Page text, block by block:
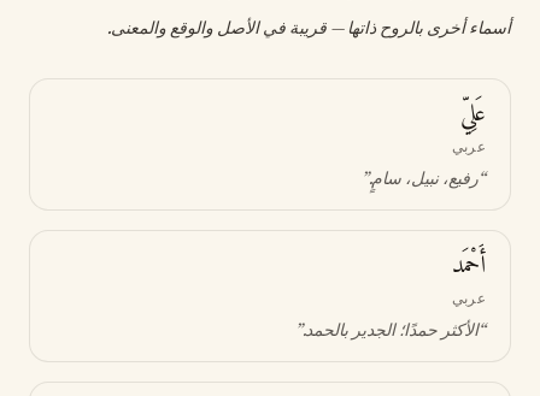
أسماء أخرى بالروح ذاتها — قريبة في الأصل والوقع والمعنى.
عَلِيّ
عربي
“رفيع، نبيل، سامٍ.”
أَحْمَد
عربي
“الأكثر حمدًا؛ الجدير بالحمد.”